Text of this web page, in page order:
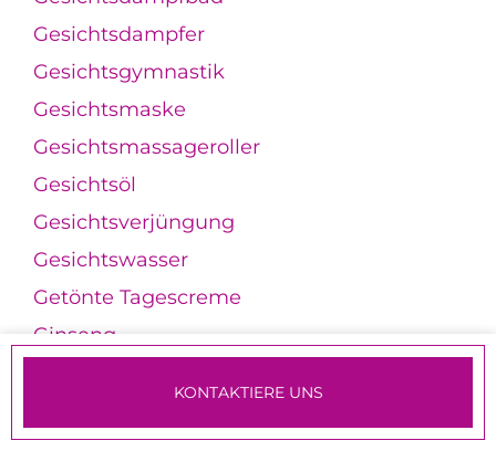
Gesichtsdampfer
Gesichtsgymnastik
Gesichtsmaske
Gesichtsmassageroller
Gesichtsöl
Gesichtsverjüngung
Gesichtswasser
Getönte Tagescreme
Ginseng
TERMINE & ANMELDUNG
KONTAKTIERE UNS